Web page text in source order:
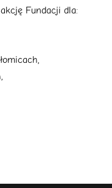
Fundacji dla: